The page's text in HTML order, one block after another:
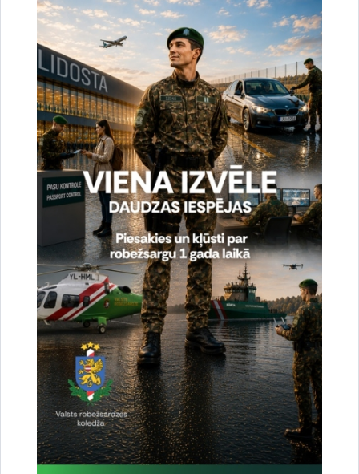
uzlabotu vietnes darbību un
pakalpojumus)
Reģistrē unikālu ID, kas tiek izmantots
statistisko datu iegūšanai par to, kā
apmeklētājs izmanto vietni.
2 gadi
_gat
Statistikas sīkdatnes (nepieciešamas, lai
uzlabotu vietnes darbību un
pakalpojumus)
Izmanto Google Analytics, lai samazinātu
pieprasījuma līmeni.
1 minūte
_gid
Statistikas sīkdatnes (nepieciešamas, lai
uzlabotu vietnes darbību un